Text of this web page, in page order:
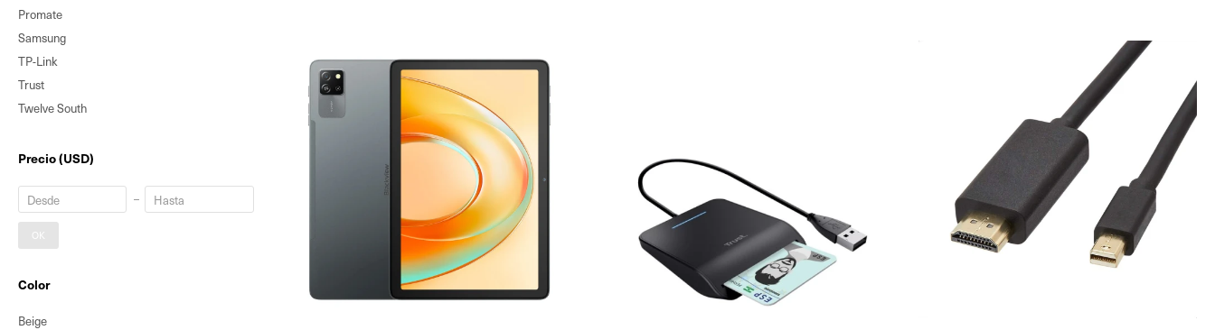
Promate
Samsung
TP-Link
Trust
Twelve South
Precio(USD)
OK
Color
Beige